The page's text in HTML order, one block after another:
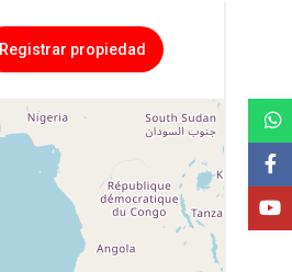
Registrar propiedad